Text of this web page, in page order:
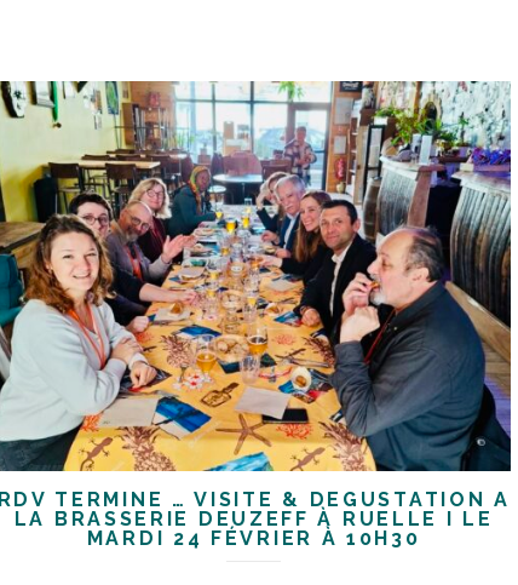
RDV TERMINÉ … VISITE & DÉGUSTATION À
LA BRASSERIE DEUZEFF À RUELLE I LE
MARDI 24 FÉVRIER À 10H30